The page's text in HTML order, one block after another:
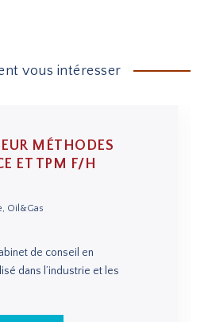
vous intéresser
MÉTHODES
ET TPM F/H
Oil&Gas
de conseil en
dans l’industrie et les